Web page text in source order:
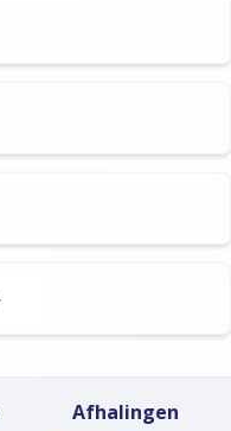
Afhalingen